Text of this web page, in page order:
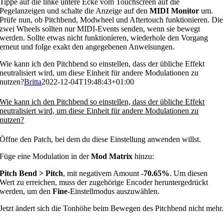
Tippe auf die linke untere Ecke vom Touchscreen auf die
Pegelanzeigen und schalte die Anzeige auf denMIDI Monitor um.
Prüfe nun, ob Pitchbend, Modwheel und Aftertouch funktionieren. Die
zwei Wheels sollten nur MIDI-Events senden, wenn sie bewegt
werden. Sollte etwas nicht funktionieren, wiederhole den Vorgang
erneut und folge exakt den angegebenen Anweisungen.
Wie kann ich den Pitchbend so einstellen, dass der übliche Effekt
neutralisiert wird, um diese Einheit für andere Modulationen zu
nutzen?Britta2022-12-04T19:48:43+01:00
Wie kann ich den Pitchbend so einstellen, dass der übliche Effekt
neutralisiert wird, um diese Einheit für andere Modulationen zu
nutzen?
Öffne den Patch, bei dem du diese Einstellung anwenden willst.
Füge eine Modulation in derMod Matrix hinzu:
Pitch Bend > Pitch, mit negativem Amount -70.65%. Um diesen
Wert zu erreichen, muss der zugehörige Encoder heruntergedrückt
werden, um denFine-Einstellmodus auszuwählen.
Jetzt ändert sich die Tonhöhe beim Bewegen des Pitchbend nicht mehr.